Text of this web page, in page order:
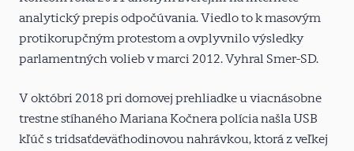
analytický prepis odpočúvania. Viedlo to k masovým
protikorupčným protestom a ovplyvnilo výsledky
parlamentných volieb v marci 2012. Vyhral Smer-SD.
V októbri 2018 pri domovej prehliadke u viacnásobne
trestne stíhaného Mariana Kočnera polícia našla USB
kľúč s tridsaťdeväťhodinovou nahrávkou, ktorá z veľkej